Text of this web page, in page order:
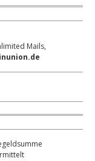
Mails,